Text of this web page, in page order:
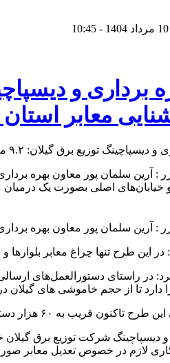
معابر
: آرین سلمان پور معاون بهره
و خیابان‌های اصلی بصورت یک
: آرین سلمان پور معاون بهره
این طرح تنها چراغ معابر
در راستای دستورالعمل‌های
دارد تا از حجم خاموشی های
مورد تعدیل قرار گرفته و در مجموع ۹.۲ مگاوات صرفه جویی انرژی صورت پذیرفته است.
دیسپاچینگ شرکت توزیع برق گیلان
لازم در خصوص تعدیل معابر